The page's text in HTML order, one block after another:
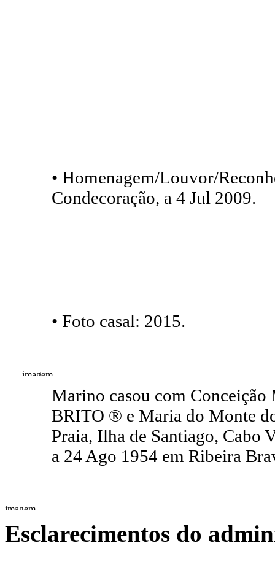
• Homenagem/Louvor/
Condecoração, a 4 Jul 2009.
• Foto casal: 2015.
Marino casou com
BRITO ® e Maria do Monte
Praia, Ilha de Santiago, Cabo
a 24 Ago 1954 em Ribeira
Esclarecimentos do